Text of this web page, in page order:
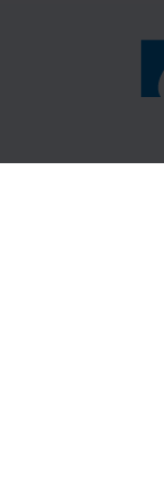
A
pass is,
Szczyrk
Szezonális